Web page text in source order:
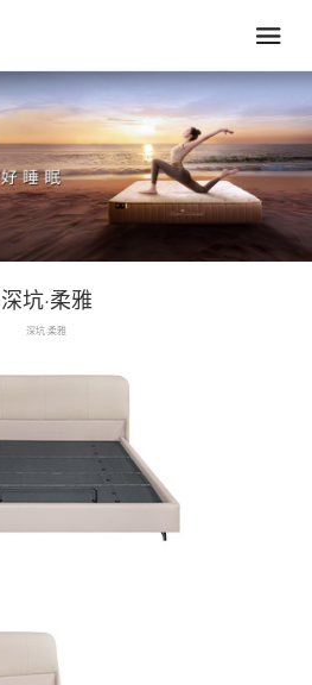
深坑·柔雅
深坑·柔雅